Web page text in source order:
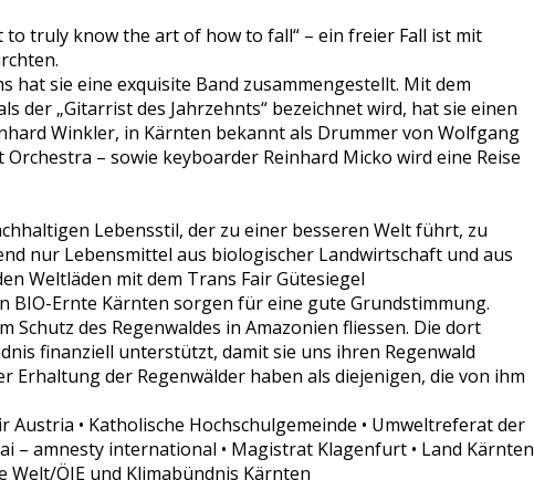
truly know the art of how to fall“ – ein freier Fall ist mit
hat sie eine exquisite Band zusammengestellt. Mit dem
der „Gitarrist des Jahrzehnts“ bezeichnet wird, hat sie einen
Winkler, in Kärnten bekannt als Drummer von Wolfgang
– sowie keyboarder Reinhard Micko wird eine Reise
Lebensstil, der zu einer besseren Welt führt, zu
nur Lebensmittel aus biologischer Landwirtschaft und aus
Weltläden mit dem Trans Fair Gütesiegel
BIO-Ernte Kärnten sorgen für eine gute Grundstimmung.
Schutz des Regenwaldes in Amazonien fliessen. Die dort
finanziell unterstützt, damit sie uns ihren Regenwald
der Regenwälder haben als diejenigen, die von ihm
• Katholische Hochschulgemeinde • Umweltreferat der
– amnesty international • Magistrat Klagenfurt • Land Kärnten
Welt/ÖIE und Klimabündnis Kärnten